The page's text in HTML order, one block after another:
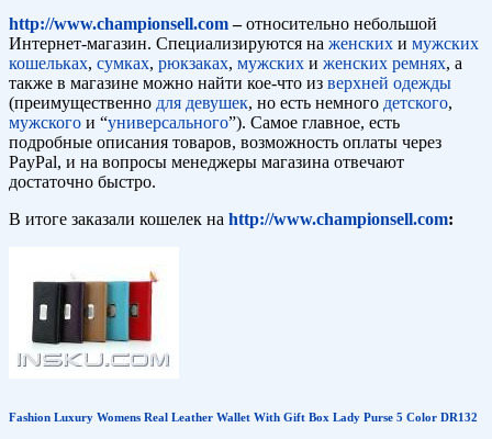
http://www.championsell.com–относительно небольшой
Интернет-магазин. Специализируются на женских и мужских
кошельках, сумках, рюкзаках, мужских и женских ремнях, а
также в магазине можно найти кое-что из верхней одежды
(преимущественно для девушек, но есть немного детского,
мужского и “универсального”). Самое главное, есть
подробные описания товаров, возможность оплаты через
PayPal, и на вопросы менеджеры магазина отвечают
достаточно быстро.
В итоге заказали кошелек на http://www.championsell.com:
Fashion Luxury Womens Real Leather Wallet With Gift Box Lady Purse 5 Color DR132